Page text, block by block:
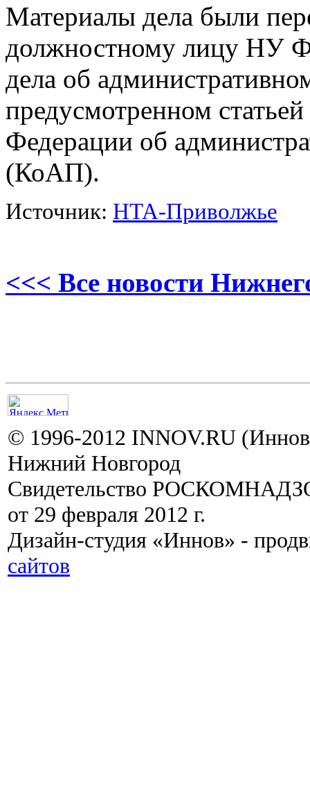
Материалы дела были
должностному лицу НУ
дела об
предусмотренном
Федерации об
(КоАП).
Источник: НТА-Приволжье
<<< Все новости
© 1996-2012 INNOV.RU
Нижний Новгород
Свидетельство
от 29 февраля 2012 г.
Дизайн-студия «Иннов» -
сайтов